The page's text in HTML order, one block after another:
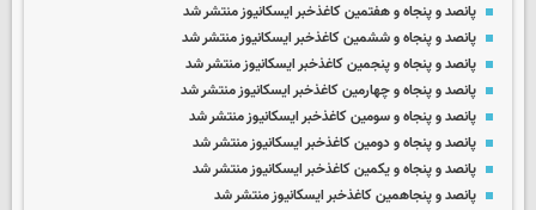
پانصد و پنجاه و هفتمین کاغذخبر ایسکانیوز منتشر شد
پانصد و پنجاه و ششمین کاغذخبر ایسکانیوز منتشر شد
پانصد و پنجاه و پنجمین کاغذخبر ایسکانیوز منتشر شد
پانصد و پنجاه و چهارمین کاغذخبر ایسکانیوز منتشر شد
پانصد و پنجاه و سومین کاغذخبر ایسکانیوز منتشر شد
پانصد و پنجاه و دومین کاغذخبر ایسکانیوز منتشر شد
پانصد و پنجاه و یکمین کاغذخبر ایسکانیوز منتشر شد
پانصد و پنجاهمین کاغذخبر ایسکانیوز منتشر شد